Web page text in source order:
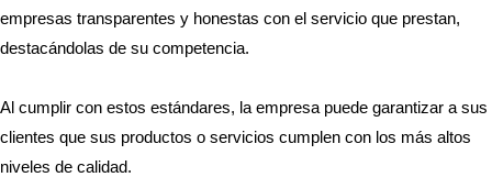
empresas transparentes y honestas con el servicio que prestan,
destacándolas de su competencia.
Al cumplir con estos estándares, la empresa puede garantizar a sus
clientes que sus productos o servicios cumplen con los más altos
niveles de calidad.